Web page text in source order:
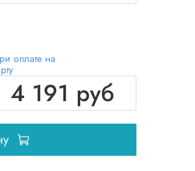
оплате на
4 191 руб